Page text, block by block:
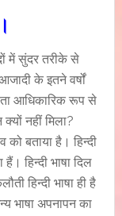
में सुंदर तरीके से
के इतने वर्षों
आधिकारिक रूप से
नहीं मिला?
को बताया है। हिन्दी
हिन्दी भाषा दिल
हिन्दी भाषा ही है
भाषा अपनापन का